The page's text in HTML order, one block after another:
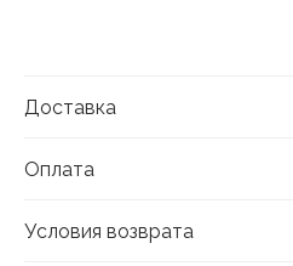
Доставка
Оплата
Условия возврата